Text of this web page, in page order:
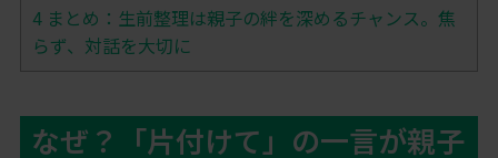
4 まとめ：生前整理は親子の絆を深めるチャンス。焦
らず、対話を大切に
なぜ？「片付けて」の一言が親子